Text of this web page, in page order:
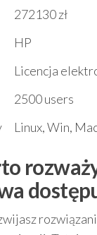
272130 zł
HP
Licencja
2500 users
Linux, Win,